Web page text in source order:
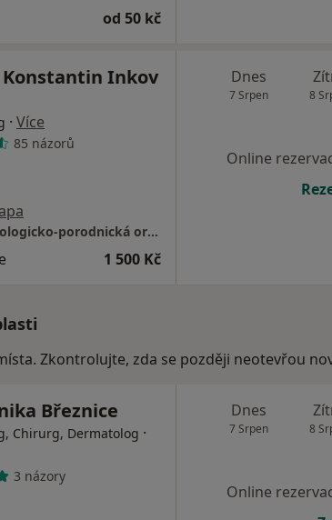
od 50 kč
Konstantin Inkov
· Více
85 názorů
GYNNO GROUP s.r.o.-gynekologicko-porodnická ordinace
1 500 Kč
Dnes
7 Srpen 8
Online
Zkontrolujte, zda se později neotevřou
Březnice
Chirurg, Dermatolog ·
3 názory
Dnes
7 Srpen 8
Online